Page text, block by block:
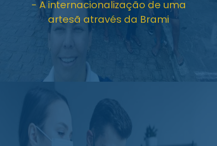
- A internacionalização de uma
artesã através da Brami